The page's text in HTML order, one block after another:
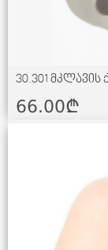
30.301 მკლავის
66.00¢